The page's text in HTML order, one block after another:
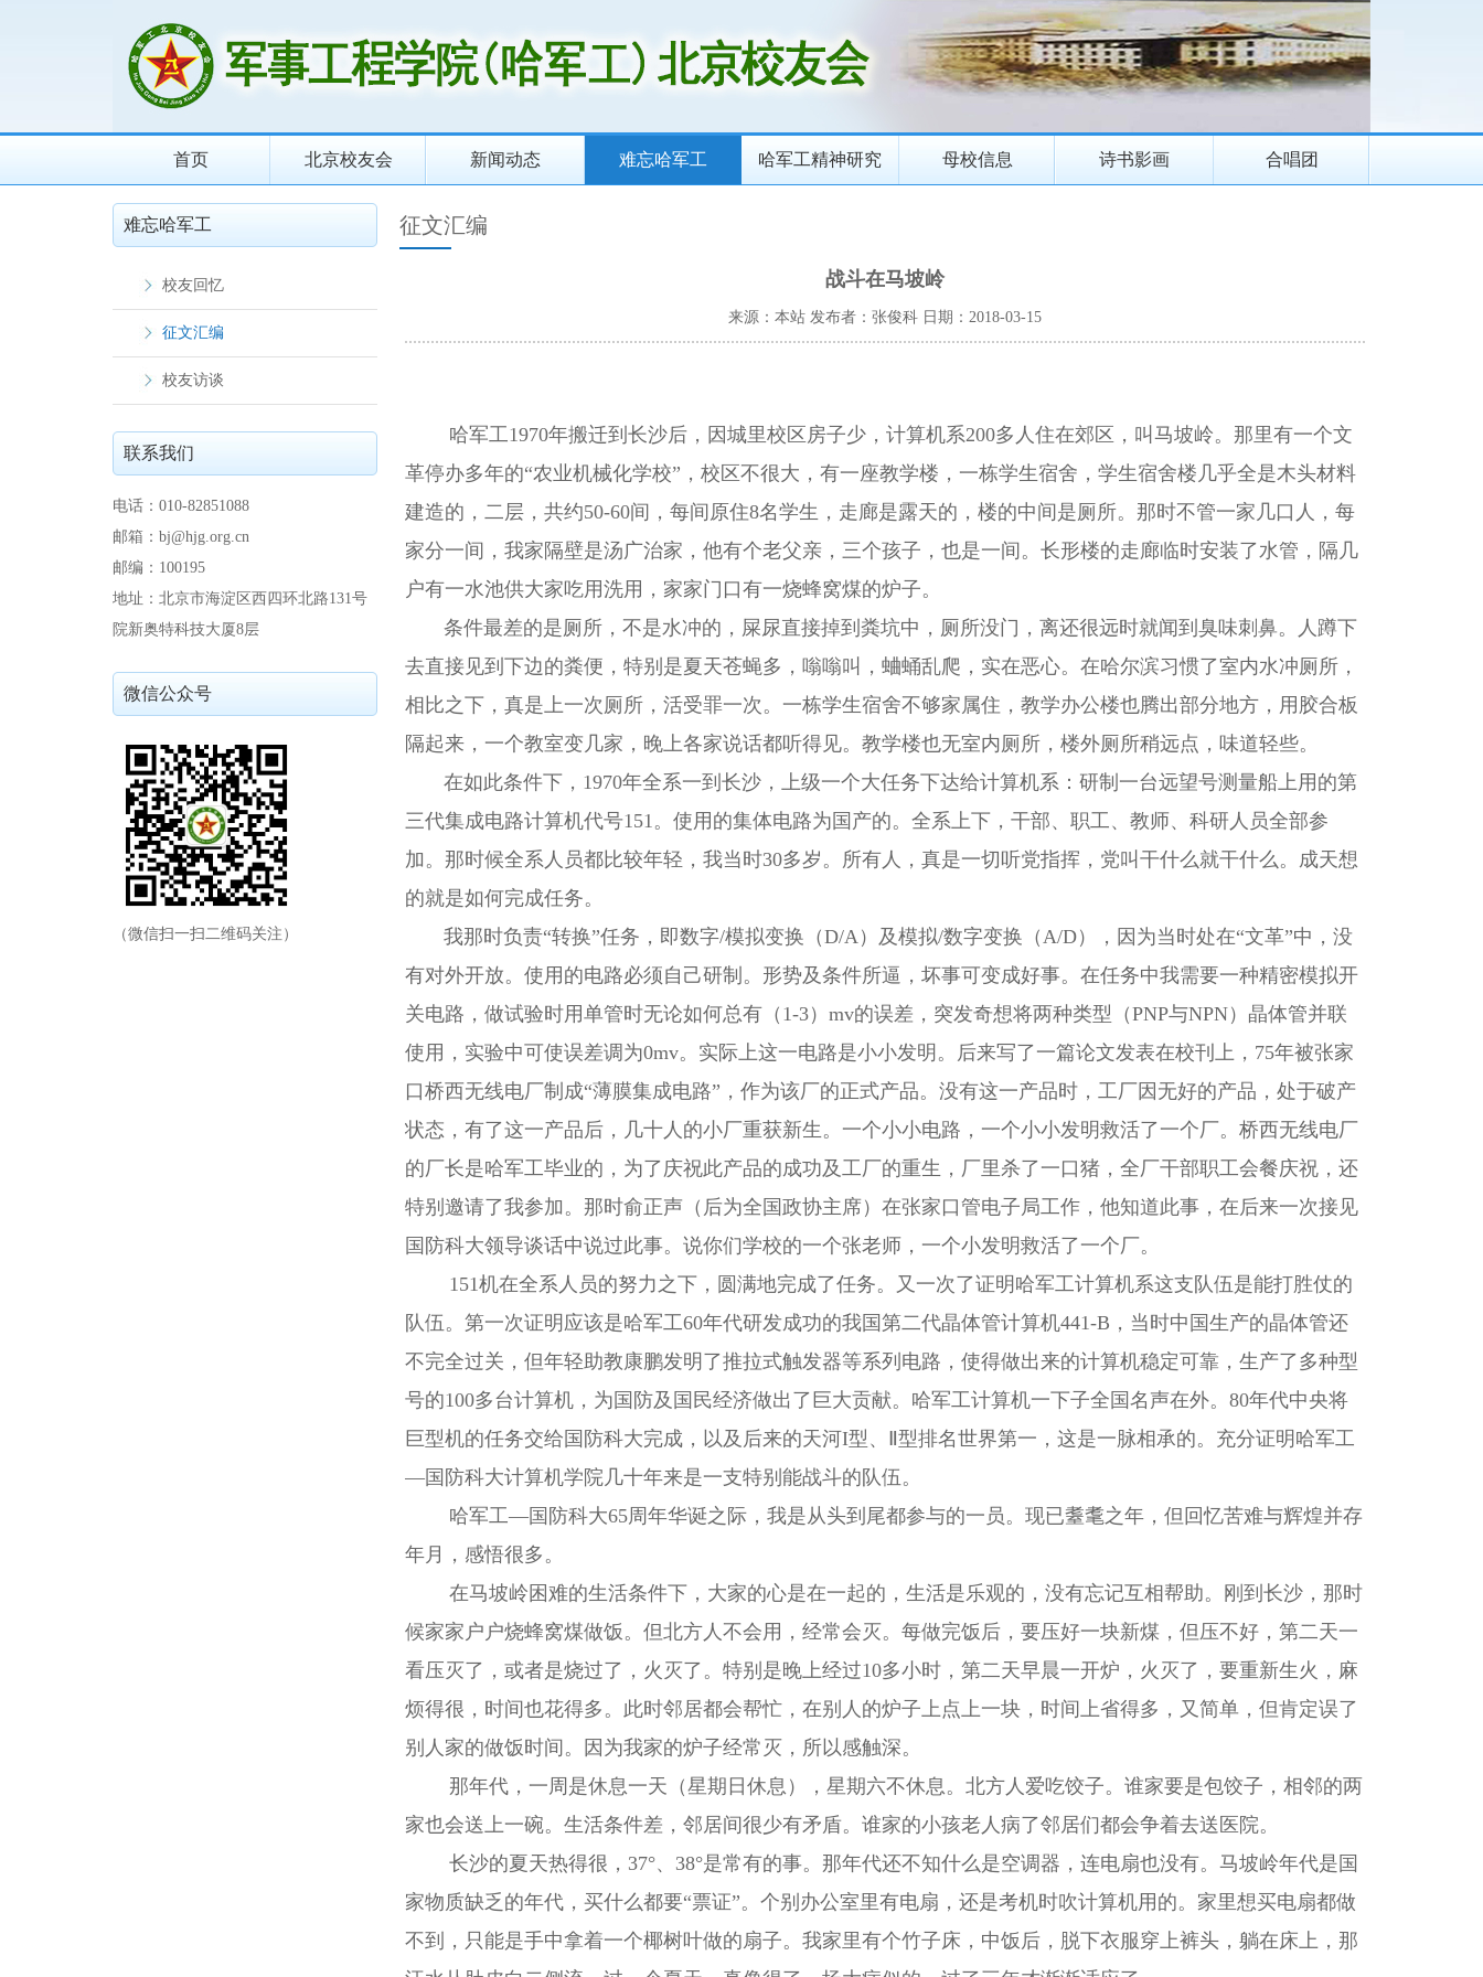
首页 北京校友会 新闻动态 难忘哈军工 哈军工精神研究 母校信息 诗书影画 合唱团
难忘哈军工
校友回忆
征文汇编
校友访谈
联系我们
电话：010-82851088
邮箱：bj@hjg.org.cn
邮编：100195
地址：北京市海淀区西四环北路131号
院新奥特科技大厦8层
微信公众号
（微信扫一扫二维码关注）
征文汇编
战斗在马坡岭
来源：本站 发布者：张俊科 日期：2018-03-15
哈军工1970年搬迁到长沙后，因城里校区房子少，计算机系200多人住在郊区，叫马坡岭。那里有一个文
革停办多年的“农业机械化学校”，校区不很大，有一座教学楼，一栋学生宿舍，学生宿舍楼几乎全是木头材料
建造的，二层，共约50-60间，每间原住8名学生，走廊是露天的，楼的中间是厕所。那时不管一家几口人，每
家分一间，我家隔壁是汤广治家，他有个老父亲，三个孩子，也是一间。长形楼的走廊临时安装了水管，隔几
户有一水池供大家吃用洗用，家家门口有一烧蜂窝煤的炉子。
条件最差的是厕所，不是水冲的，屎尿直接掉到粪坑中，厕所没门，离还很远时就闻到臭味刺鼻。人蹲下
去直接见到下边的粪便，特别是夏天苍蝇多，嗡嗡叫，蛐蛹乱爬，实在恶心。在哈尔滨习惯了室内水冲厕所，
相比之下，真是上一次厕所，活受罪一次。一栋学生宿舍不够家属住，教学办公楼也腾出部分地方，用胶合板
隔起来，一个教室变几家，晚上各家说话都听得见。教学楼也无室内厕所，楼外厕所稍远点，味道轻些。
在如此条件下，1970年全系一到长沙，上级一个大任务下达给计算机系：研制一台远望号测量船上用的第
三代集成电路计算机代号151。使用的集体电路为国产的。全系上下，干部、职工、教师、科研人员全部参
加。那时候全系人员都比较年轻，我当时30多岁。所有人，真是一切听党指挥，党叫干什么就干什么。成天想
的就是如何完成任务。
我那时负责“转换”任务，即数字/模拟变换（D/A）及模拟/数字变换（A/D），因为当时处在“文革”中，没
有对外开放。使用的电路必须自己研制。形势及条件所逼，坏事可变成好事。在任务中我需要一种精密模拟开
关电路，做试验时用单管时无论如何总有（1-3）mv的误差，突发奇想将两种类型（PNP与NPN）晶体管并联
使用，实验中可使误差调为0mv。实际上这一电路是小小发明。后来写了一篇论文发表在校刊上，75年被张家
口桥西无线电厂制成“薄膜集成电路”，作为该厂的正式产品。没有这一产品时，工厂因无好的产品，处于破产
状态，有了这一产品后，几十人的小厂重获新生。一个小小电路，一个小小发明救活了一个厂。桥西无线电厂
的厂长是哈军工毕业的，为了庆祝此产品的成功及工厂的重生，厂里杀了一口猪，全厂干部职工会餐庆祝，还
特别邀请了我参加。那时俞正声（后为全国政协主席）在张家口管电子局工作，他知道此事，在后来一次接见
国防科大领导谈话中说过此事。说你们学校的一个张老师，一个小发明救活了一个厂。
151机在全系人员的努力之下，圆满地完成了任务。又一次了证明哈军工计算机系这支队伍是能打胜仗的
队伍。第一次证明应该是哈军工60年代研发成功的我国第二代晶体管计算机441-B，当时中国生产的晶体管还
不完全过关，但年轻助教康鹏发明了推拉式触发器等系列电路，使得做出来的计算机稳定可靠，生产了多种型
号的100多台计算机，为国防及国民经济做出了巨大贡献。哈军工计算机一下子全国名声在外。80年代中央将
巨型机的任务交给国防科大完成，以及后来的天河I型、Ⅱ型排名世界第一，这是一脉相承的。充分证明哈军工
—国防科大计算机学院几十年来是一支特别能战斗的队伍。
哈军工—国防科大65周年华诞之际，我是从头到尾都参与的一员。现已耋耄之年，但回忆苦难与辉煌并存
年月，感悟很多。
在马坡岭困难的生活条件下，大家的心是在一起的，生活是乐观的，没有忘记互相帮助。刚到长沙，那时
候家家户户烧蜂窝煤做饭。但北方人不会用，经常会灭。每做完饭后，要压好一块新煤，但压不好，第二天一
看压灭了，或者是烧过了，火灭了。特别是晚上经过10多小时，第二天早晨一开炉，火灭了，要重新生火，麻
烦得很，时间也花得多。此时邻居都会帮忙，在别人的炉子上点上一块，时间上省得多，又简单，但肯定误了
别人家的做饭时间。因为我家的炉子经常灭，所以感触深。
那年代，一周是休息一天（星期日休息），星期六不休息。北方人爱吃饺子。谁家要是包饺子，相邻的两
家也会送上一碗。生活条件差，邻居间很少有矛盾。谁家的小孩老人病了邻居们都会争着去送医院。
长沙的夏天热得很，37°、38°是常有的事。那年代还不知什么是空调器，连电扇也没有。马坡岭年代是国
家物质缺乏的年代，买什么都要“票证”。个别办公室里有电扇，还是考机时吹计算机用的。家里想买电扇都做
不到，只能是手中拿着一个椰树叶做的扇子。我家里有个竹子床，中饭后，脱下衣服穿上裤头，躺在床上，那